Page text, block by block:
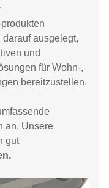
ausgelegt,
und
für Wohn-,
bereitzustellen.
an. Unsere
gut